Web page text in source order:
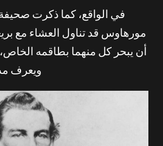
في الواقع، كما ذكرت صحيفة
مورهاوس قد تناول العشاء مع
أن يبحر كل منهما بطاقمه
ويعرف